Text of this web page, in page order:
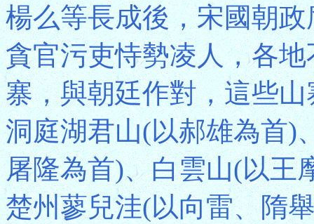
楊么等長成後，宋國朝
貪官污吏恃勢凌人，各
寨，與朝廷作對，這些
洞庭湖君山(以郝雄為首)
屠隆為首)、白雲山(以王
楚州蓼兒洼(以向雷、隋